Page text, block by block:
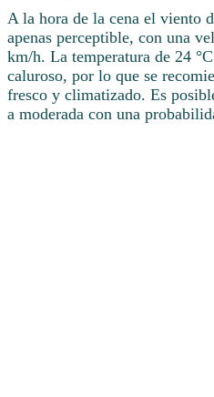
A la hora de la cena el viento
apenas perceptible, con una
km/h. La temperatura de 24
caluroso, por lo que se
fresco y climatizado. Es
a moderada con una